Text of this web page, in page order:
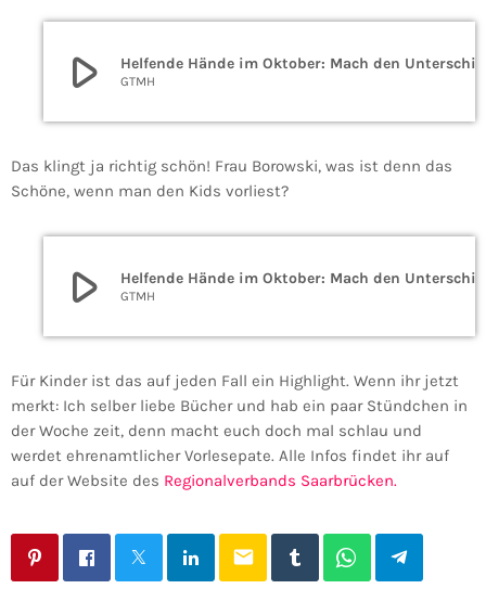
play_arrow GTMH
Das klingt ja richtig schön! Frau Borowski, was ist denn das
Schöne, wenn man den Kids vorliest?
play_arrow GTMH
Für Kinder ist das auf jeden Fall ein Highlight. Wenn ihr jetzt
merkt: Ich selber liebe Bücher und hab ein paar Stündchen in
der Woche zeit, denn macht euch doch mal schlau und
werdet ehrenamtlicher Vorlesepate. Alle Infos findet ihr auf
auf der Website des Regionalverbands Saarbrücken.
email